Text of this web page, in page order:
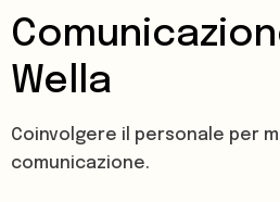
Wella
Coinvolgere il personale per
comunicazione.